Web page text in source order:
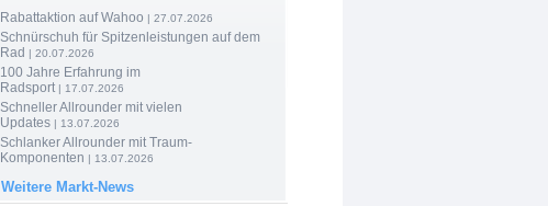
Rabattaktion auf Wahoo | 27.07.2026
Schnürschuh für Spitzenleistungen auf dem
Rad | 20.07.2026
100 Jahre Erfahrung im
Radsport| 17.07.2026
Schneller Allrounder mit vielen
Updates | 13.07.2026
Schlanker Allrounder mit Traum-
Komponenten | 13.07.2026
Weitere Markt-News